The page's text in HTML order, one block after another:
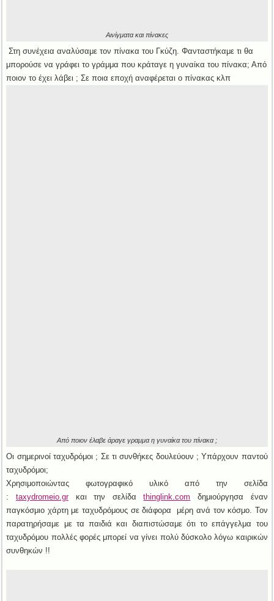
Αινίγματα και πίνακες
Στη συνέχεια αναλύσαμε τον πίνακα του Γκύζη. Φανταστήκαμε τι θα
μπορούσε να γράφει το γράμμα που κράταγε η γυναίκα του πίνακα; Από
ποιον το έχει λάβει ; Σε ποια εποχή αναφέρεται ο πίνακας κλπ
Από ποιον έλαβε άραγε γραμμα η γυναίκα του πίνακα ;
Οι σημερινοί ταχυδρόμοι ; Σε τι συνθήκες δουλεύουν ; Υπάρχουν παντού
ταχυδρόμοι;
Χρησιμοποιώντας φωτογραφικό υλικό από την σελίδα
: taxydromeio.grκαι την σελίδαthinglink.com δημιούργησα έναν
παγκόσμιο χάρτη με ταχυδρόμους σε διάφορα μέρη ανά τον κόσμο. Τον
παρατηρήσαμε με τα παιδιά και διαπιστώσαμε ότι το επάγγελμα του
ταχυδρόμου πολλές φορές μπορεί να γίνει πολύ δύσκολο λόγω καιρικών
συνθηκών !!